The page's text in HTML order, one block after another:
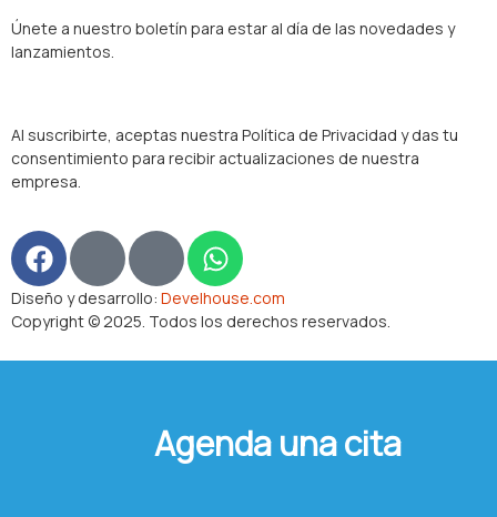
Únete a nuestro boletín para estar al día de las novedades y
lanzamientos.
Al suscribirte, aceptas nuestra Política de Privacidad y das tu
consentimiento para recibir actualizaciones de nuestra
empresa.
Diseño y desarrollo: Develhouse.com
Copyright © 2025. Todos los derechos reservados.
Agenda una cita